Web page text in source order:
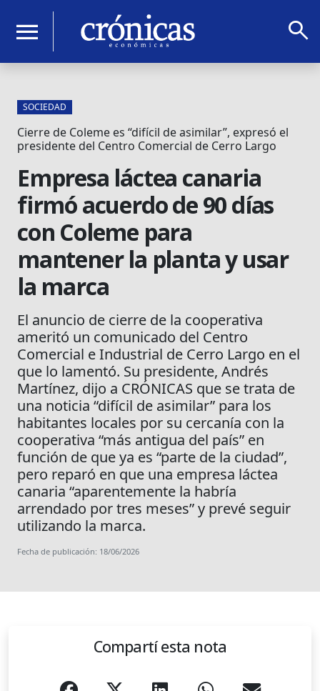
menu search
SOCIEDAD
Cierre de Coleme es “difícil de asimilar”, expresó el
presidente del Centro Comercial de Cerro Largo
Empresa láctea canaria
firmó acuerdo de 90 días
con Coleme para
mantener la planta y usar
la marca
El anuncio de cierre de la cooperativa
ameritó un comunicado del Centro
Comercial e Industrial de Cerro Largo en el
que lo lamentó. Su presidente, Andrés
Martínez, dijo a CRÓNICAS que se trata de
una noticia “difícil de asimilar” para los
habitantes locales por su cercanía con la
cooperativa “más antigua del país” en
función de que ya es “parte de la ciudad”,
pero reparó en que una empresa láctea
canaria “aparentemente la habría
arrendado por tres meses” y prevé seguir
utilizando la marca.
Fecha de publicación: 18/06/2026
Compartí esta nota